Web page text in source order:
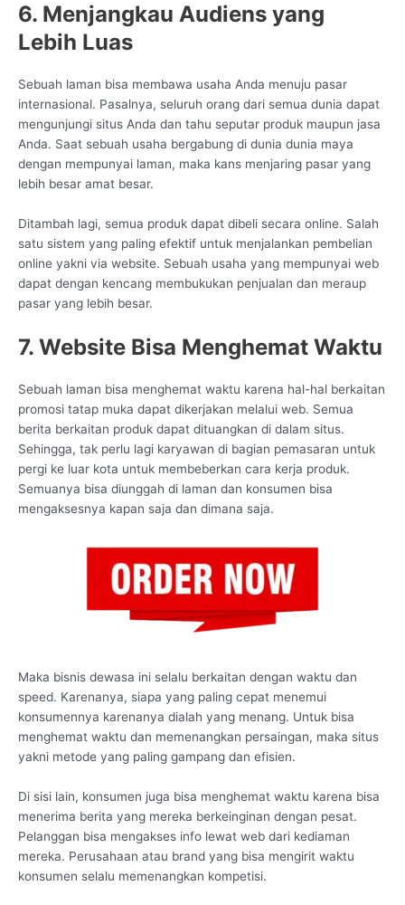
6. Menjangkau Audiens yang
Lebih Luas
Sebuah laman bisa membawa usaha Anda menuju pasar
internasional. Pasalnya, seluruh orang dari semua dunia dapat
mengunjungi situs Anda dan tahu seputar produk maupun jasa
Anda. Saat sebuah usaha bergabung di dunia dunia maya
dengan mempunyai laman, maka kans menjaring pasar yang
lebih besar amat besar.
Ditambah lagi, semua produk dapat dibeli secara online. Salah
satu sistem yang paling efektif untuk menjalankan pembelian
online yakni via website. Sebuah usaha yang mempunyai web
dapat dengan kencang membukukan penjualan dan meraup
pasar yang lebih besar.
7. Website Bisa Menghemat Waktu
Sebuah laman bisa menghemat waktu karena hal-hal berkaitan
promosi tatap muka dapat dikerjakan melalui web. Semua
berita berkaitan produk dapat dituangkan di dalam situs.
Sehingga, tak perlu lagi karyawan di bagian pemasaran untuk
pergi ke luar kota untuk membeberkan cara kerja produk.
Semuanya bisa diunggah di laman dan konsumen bisa
mengaksesnya kapan saja dan dimana saja.
Maka bisnis dewasa ini selalu berkaitan dengan waktu dan
speed. Karenanya, siapa yang paling cepat menemui
konsumennya karenanya dialah yang menang. Untuk bisa
menghemat waktu dan memenangkan persaingan, maka situs
yakni metode yang paling gampang dan efisien.
Di sisi lain, konsumen juga bisa menghemat waktu karena bisa
menerima berita yang mereka berkeinginan dengan pesat.
Pelanggan bisa mengakses info lewat web dari kediaman
mereka. Perusahaan atau brand yang bisa mengirit waktu
konsumen selalu memenangkan kompetisi.